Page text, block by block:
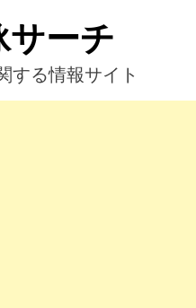
サーチ
する情報サイト